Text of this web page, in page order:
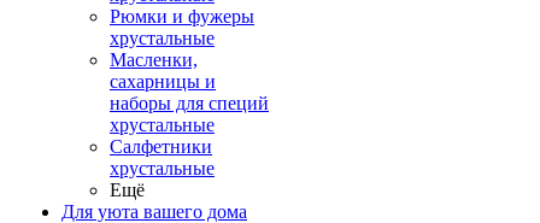
Рюмки и фужеры
хрустальные
Масленки,
сахарницы и
наборы для специй
хрустальные
Салфетники
хрустальные
Ещё
Для уюта вашего дома